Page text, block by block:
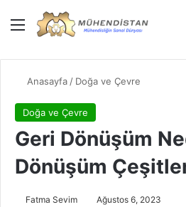
Menü
Anasayfa / Doğa ve Çevre
Doğa ve Çevre
Geri Dönüşüm
Dönüşüm
Fatma Sevim Ağustos 6, 2023